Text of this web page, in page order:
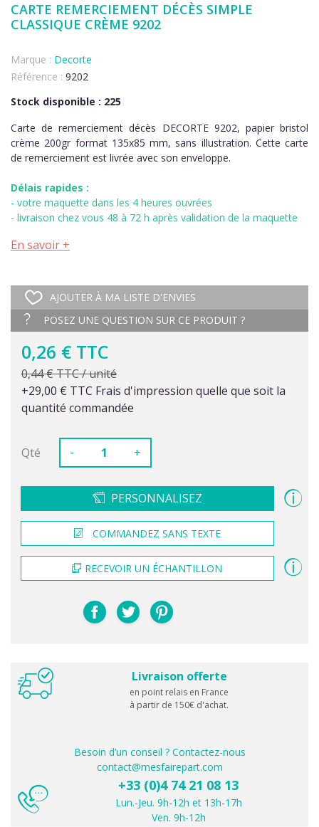
CARTE REMERCIEMENT DÉCÈS SIMPLE
CLASSIQUE CRÈME 9202
Marque : Decorte
Référence : 9202
Stock disponible : 225
Carte de remerciement décès DECORTE 9202, papier bristol
crème 200gr format 135x85 mm, sans illustration. Cette carte
de remerciement est livrée avec son enveloppe.
Délais rapides :
- votre maquette dans les 4 heures ouvrées
- livraison chez vous 48 à 72 h après validation de la maquette
En savoir +
AJOUTER À MA LISTE D'ENVIES
POSEZ UNE QUESTION SUR CE PRODUIT ?
0,26 € TTC
0,44 € TTC / unité
+29,00 € TTC Frais d'impression quelle que soit la
quantité commandée
Qté - +
PERSONNALISEZ
COMMANDEZ SANS TEXTE
RECEVOIR UN ÉCHANTILLON
Livraison offerte
en point relais en France
à partir de 150€ d'achat.
Besoin d’un conseil ? Contactez-nous
contact@mesfairepart.com
+33 (0)4 74 21 08 13
Lun.-Jeu. 9h-12h et 13h-17h
Ven. 9h-12h